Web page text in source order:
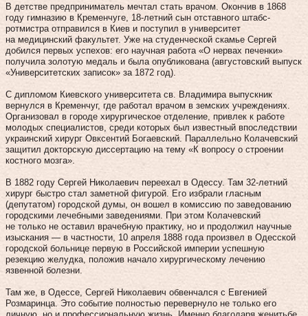
В детстве предприниматель мечтал стать врачом. Окончив в 1868
году гимназию в Кременчуге, 18‑летний сын отставного штабс-
ротмистра отправился в Киев и поступил в университет
на медицинский факультет. Уже на студенческой скамье Сергей
добился первых успехов: его научная работа «О нервах печенки»
получила золотую медаль и была опубликована (августовский выпуск
«Университетских записок» за 1872 год).
С дипломом Киевского университета св. Владимира выпускник
вернулся в Кременчуг, где работал врачом в земских учреждениях.
Организовал в городе хирургическое отделение, привлек к работе
молодых специалистов, среди которых был известный впоследствии
украинский хирург Овксентий Богаевский. Параллельно Колачевский
защитил докторскую диссертацию на тему «К вопросу о строении
костного мозга».
В 1882 году Сергей Николаевич переехал в Одессу. Там 32‑летний
хирург быстро стал заметной фигурой. Его избрали гласным
(депутатом) городской думы, он вошел в комиссию по заведованию
городскими лечебными заведениями. При этом Колачевский
не только не оставил врачебную практику, но и продолжил научные
изыскания — в частности, 10 апреля 1888 года произвел в Одесской
городской больнице первую в Российской империи успешную
резекцию желудка, положив начало хирургическому лечению
язвенной болезни.
Там же, в Одессе, Сергей Николаевич обвенчался с Евгенией
Розмаринца. Это событие полностью перевернуло не только его